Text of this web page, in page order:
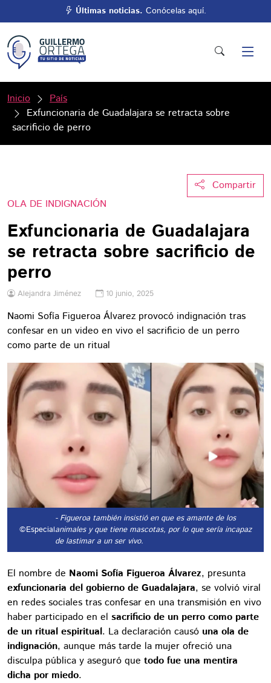
Últimas noticias. Conócelas aquí.
Inicio
País
Exfuncionaria de Guadalajara se retracta sobre
sacrificio de perro
Compartir
OLA DE INDIGNACIÓN
Exfuncionaria de Guadalajara
se retracta sobre sacrificio de
perro
Alejandra Jiménez 10 junio, 2025
Naomi Sofía Figueroa Álvarez provocó indignación tras
confesar en un video en vivo el sacrificio de un perro
como parte de un ritual
©Especial
- Figueroa también insistió en que es amante de los
animales y que tiene mascotas, por lo que sería incapaz
de lastimar a un ser vivo.
El nombre de Naomi Sofía Figueroa Álvarez, presunta
exfuncionaria del gobierno de Guadalajara, se volvió viral
en redes sociales tras confesar en una transmisión en vivo
haber participado en el sacrificio de un perro como parte
de un ritual espiritual. La declaración causó una ola de
indignación, aunque más tarde la mujer ofreció una
disculpa pública y aseguró que todo fue una mentira
dicha por miedo.